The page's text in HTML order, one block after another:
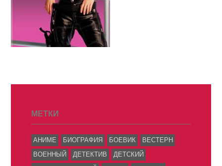
МЕТКИ
АНИМЕ БИОГРАФИЯ БОЕВИК
ВЕСТЕРН
ВОЕННЫЙ
ДЕТЕКТИВ
ДЕТСКИЙ